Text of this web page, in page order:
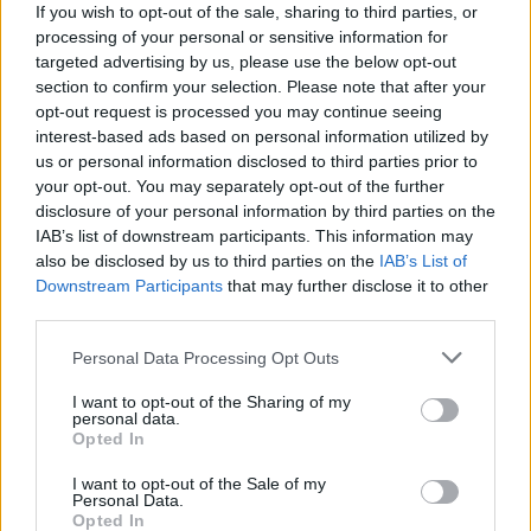
If you wish to opt-out of the sale, sharing to third parties, or
processing of your personal or sensitive information for
targeted advertising by us, please use the below opt-out
section to confirm your selection. Please note that after your
opt-out request is processed you may continue seeing
interest-based ads based on personal information utilized by
us or personal information disclosed to third parties prior to
your opt-out. You may separately opt-out of the further
disclosure of your personal information by third parties on the
IAB’s list of downstream participants. This information may
also be disclosed by us to third parties on the IAB’s List of
Downstream Participants that may further disclose it to other
Personal Data Processing Opt Outs
I want to opt-out of the Sharing of my
personal data.
Opted In
I want to opt-out of the Sale of my
Personal Data.
Opted In
Πλεύρης και πώς περνάει το καλοκαίρι ο
Τριαντόπουλος
09/08/2026
ΔΗΜΟΦΙΛΗ
Υπ. Μεταφορών: Οριστική λύση στις
έκδοσης των πινακίδων κυκλοφορίας – Το ψηφιακό
σύστημα
09/08/2026
Κόντρα Σάντσεθ-Μελόνι: Πώς η σύγκρουση
ταλαιπωρεί τους τουρίστες
Τουρνάς: «Πάνω από 400 πυρκαγιές σε ένα 10ήμερο
-Από αμέλεια το 90% των πυρκαγιών», το «Plan
στην Αττικοβοιωτία
09/08/2026
Πλεύρης και πώς περνάει το καλοκαίρι ο
Τριαντόπουλος